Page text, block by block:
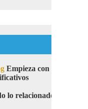
Empieza con los
lo relacionado